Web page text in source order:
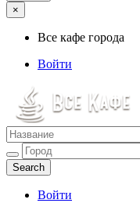
×
Все кафе города
Войти
Все кафе города
Каталог хороших кафе
Войти